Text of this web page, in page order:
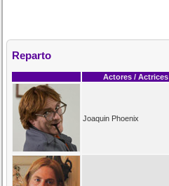
Reparto
Actores / Actrices
Joaquin Phoenix